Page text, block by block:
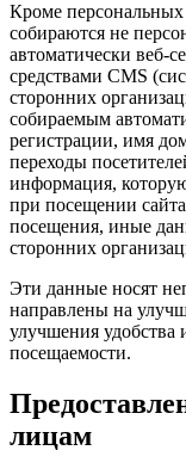
Кроме
собираются не
автоматически веб-
средствами CMS
сторонних
собираемым
регистрации, имя
переходы
информация,
при посещении
посещения, иные
сторонних
Эти данные носят
направлены на
улучшения удобства
посещаемости.
лицам